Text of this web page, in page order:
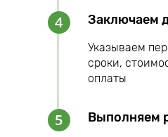
4 Заключаем
Указываем
сроки,
оплаты
5 Выполняем